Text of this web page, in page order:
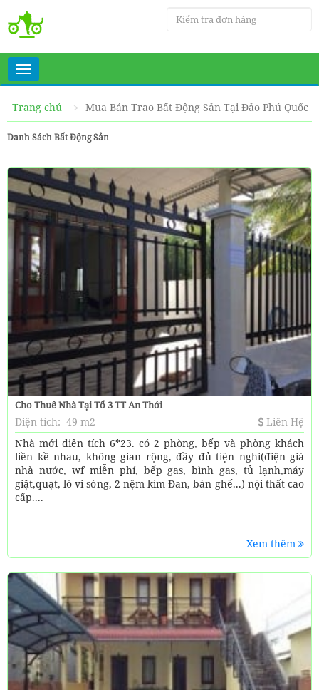
Toggle
navigation
Trang chủ
Mua Bán Trao Bất Động Sản Tại Đảo Phú Quốc
Danh Sách Bất Động Sản
Cho Thuê Nhà Tại Tổ 3 TT An Thới
Diện tích: 49 m2
Liên Hệ
Nhà mới diên tích 6*23. có 2 phòng, bếp và phòng khách
liền kề nhau, không gian rộng, đầy đủ tiện nghi(điện giá
nhà nước, wf miễn phí, bếp gas, bình gas, tủ lạnh,máy
giặt,quạt, lò vi sóng, 2 nệm kim Đan, bàn ghế...) nội thất cao
cấp....
Xem thêm